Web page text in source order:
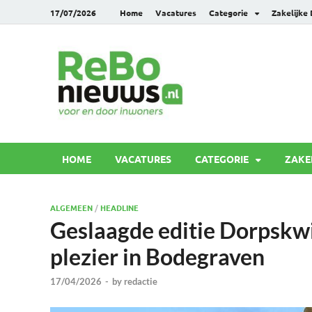
17/07/2026 Home Vacatures Categorie Zakelijke
HOME VACATURES CATEGORIE
ALGEMEEN / HEADLINE
Geslaagde editie
plezier in Bodegraven
17/04/2026 - by redactie